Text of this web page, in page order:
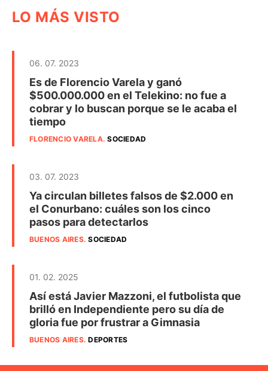
LO MÁS VISTO
06. 07. 2023
Es de Florencio Varela y ganó
$500.000.000 en el Telekino: no fue a
cobrar y lo buscan porque se le acaba el
tiempo
FLORENCIO VARELA.SOCIEDAD
03. 07. 2023
Ya circulan billetes falsos de $2.000 en
el Conurbano: cuáles son los cinco
pasos para detectarlos
BUENOS AIRES.SOCIEDAD
01. 02. 2025
Así está Javier Mazzoni, el futbolista que
brilló en Independiente pero su día de
gloria fue por frustrar a Gimnasia
BUENOS AIRES.DEPORTES